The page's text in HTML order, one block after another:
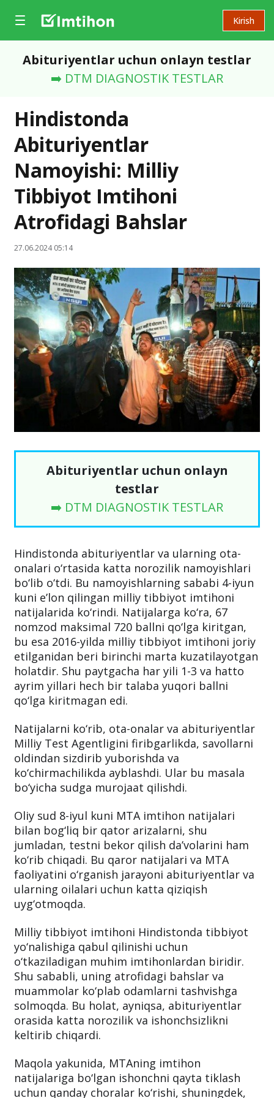
Kirish
Abituriyentlar uchun onlayn testlar
➡️ DTM DIAGNOSTIK TESTLAR
Hindistonda
Abituriyentlar
Namoyishi: Milliy
Tibbiyot Imtihoni
Atrofidagi Bahslar
27.06.2024 05:14
Abituriyentlar uchun onlayn
testlar
➡️ DTM DIAGNOSTIK TESTLAR
Hindistonda abituriyentlar va ularning ota-
onalari o‘rtasida katta norozilik namoyishlari
bo‘lib o‘tdi. Bu namoyishlarning sababi 4-iyun
kuni e’lon qilingan milliy tibbiyot imtihoni
natijalarida ko‘rindi. Natijalarga ko‘ra, 67
nomzod maksimal 720 ballni qo‘lga kiritgan,
bu esa 2016-yilda milliy tibbiyot imtihoni joriy
etilganidan beri birinchi marta kuzatilayotgan
holatdir. Shu paytgacha har yili 1-3 va hatto
ayrim yillari hech bir talaba yuqori ballni
qo‘lga kiritmagan edi.
Natijalarni ko‘rib, ota-onalar va abituriyentlar
Milliy Test Agentligini firibgarlikda, savollarni
oldindan sizdirib yuborishda va
ko‘chirmachilikda ayblashdi. Ular bu masala
bo‘yicha sudga murojaat qilishdi.
Oliy sud 8-iyul kuni MTA imtihon natijalari
bilan bog‘liq bir qator arizalarni, shu
jumladan, testni bekor qilish da’volarini ham
ko‘rib chiqadi. Bu qaror natijalari va MTA
faoliyatini o‘rganish jarayoni abituriyentlar va
ularning oilalari uchun katta qiziqish
uyg‘otmoqda.
Milliy tibbiyot imtihoni Hindistonda tibbiyot
yo‘nalishiga qabul qilinishi uchun
o‘tkaziladigan muhim imtihonlardan biridir.
Shu sababli, uning atrofidagi bahslar va
muammolar ko‘plab odamlarni tashvishga
solmoqda. Bu holat, ayniqsa, abituriyentlar
orasida katta norozilik va ishonchsizlikni
keltirib chiqardi.
Maqola yakunida, MTAning imtihon
natijalariga bo‘lgan ishonchni qayta tiklash
uchun qanday choralar ko‘rishi, shuningdek,